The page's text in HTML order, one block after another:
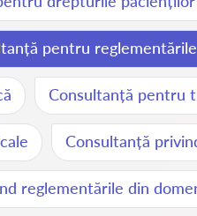
pentru
Consultanță pentru
Consultanță
reglementările din